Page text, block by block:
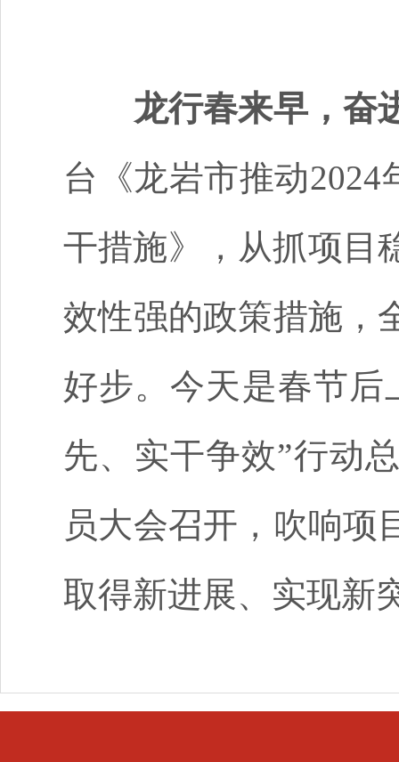
龙行春来早，奋
台《龙岩市推动2024
干措施》，从抓项目
效性强的政策措施，
好步。今天是春节后
先、实干争效”行动
员大会召开，吹响项
取得新进展、实现新